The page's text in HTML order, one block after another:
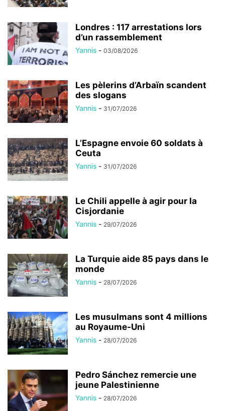
Londres : 117 arrestations lors
d’un rassemblement
Yannis - 03/08/2026
Les pèlerins d’Arbaïn scandent
des slogans
Yannis - 31/07/2026
L’Espagne envoie 60 soldats à
Ceuta
Yannis - 31/07/2026
Le Chili appelle à agir pour la
Cisjordanie
Yannis - 29/07/2026
La Turquie aide 85 pays dans le
monde
Yannis - 28/07/2026
Les musulmans sont 4 millions
au Royaume-Uni
Yannis - 28/07/2026
Pedro Sánchez remercie une
jeune Palestinienne
Yannis - 28/07/2026